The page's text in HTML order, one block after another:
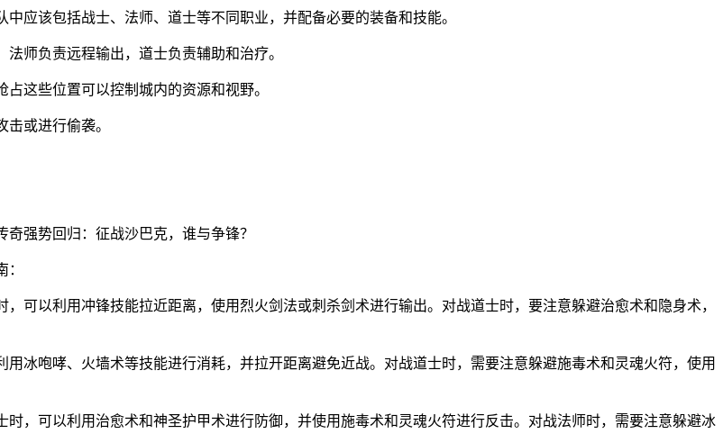
应该包括战士、法师、道士等不同职业，并配备必要的装备和技能。
师负责远程输出，道士负责辅助和治疗。
这些位置可以控制城内的资源和视野。
或进行偷袭。
可以利用冲锋技能拉近距离，使用烈火剑法或刺杀剑术进行输出。对战道士时，要注意躲避治愈术和隐身术，
冰咆哮、火墙术等技能进行消耗，并拉开距离避免近战。对战道士时，需要注意躲避施毒术和灵魂火符，使用
，可以利用治愈术和神圣护甲术进行防御，并使用施毒术和灵魂火符进行反击。对战法师时，需要注意躲避冰